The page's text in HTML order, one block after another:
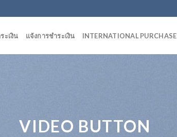
ะเงิน แจ้งการชำระเงิน INTERNATIONAL PURCHASE
VIDEO BUTTON